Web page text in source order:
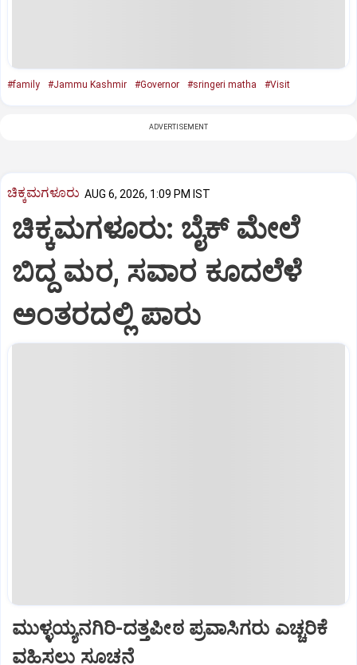
#family #Jammu Kashmir #Governor #sringeri matha #Visit
ADVERTISEMENT
ಚಿಕ್ಕಮಗಳೂರು AUG 6, 2026, 1:09 PM IST
ಚಿಕ್ಕಮಗಳೂರು: ಬೈಕ್ ಮೇಲೆ
ಬಿದ್ದ ಮರ, ಸವಾರ ಕೂದಲೆಳೆ
ಅಂತರದಲ್ಲಿ ಪಾರು
ಮುಳ್ಳಯ್ಯನಗಿರಿ-ದತ್ತಪೀಠ ಪ್ರವಾಸಿಗರು ಎಚ್ಚರಿಕೆ
ವಹಿಸಲು ಸೂಚನೆ